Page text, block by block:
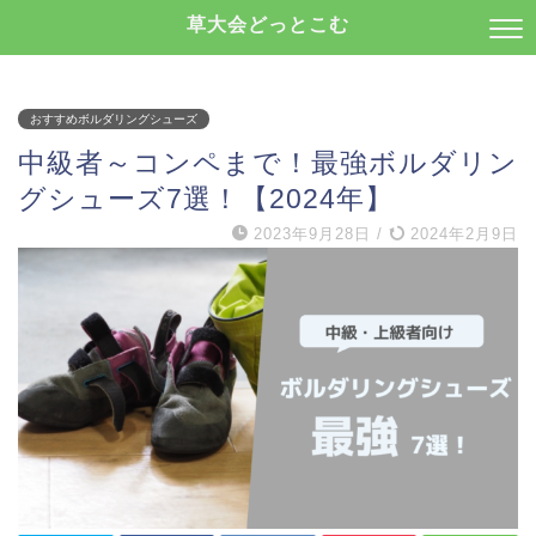
草大会どっとこむ
おすすめボルダリングシューズ
中級者～コンペまで！最強ボルダリン
グシューズ7選！【2024年】
2023年9月28日 / 2024年2月9日